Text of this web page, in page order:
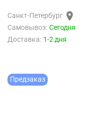
Предзаказ
Санкт-Петербург
Самовывоз: Сегодня
Доставка: 1-2 дня